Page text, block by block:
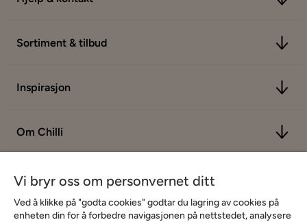
Sortiment & tilbud
Inspirasjon
Om Chilli
Vi bryr oss om personvernet ditt
Ved å klikke på "godta cookies" godtar du lagring av cookies på
enheten din for å forbedre navigasjonen på nettstedet, analysere